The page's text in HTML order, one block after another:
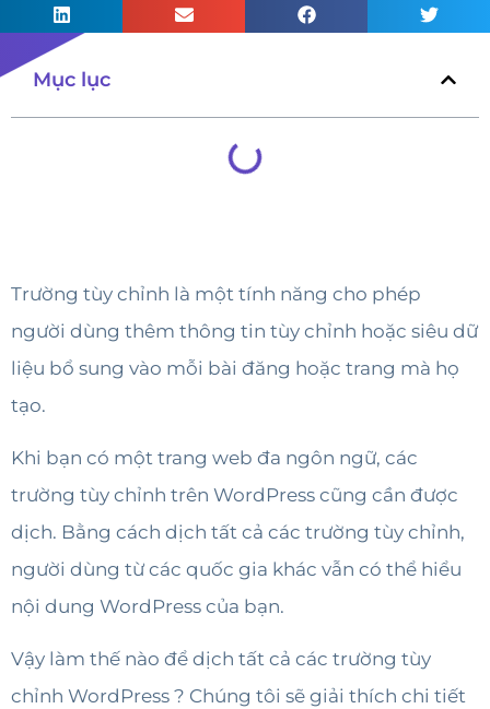
Mục lục
Trường tùy chỉnh là một tính năng cho phép
người dùng thêm thông tin tùy chỉnh hoặc siêu dữ
liệu bổ sung vào mỗi bài đăng hoặc trang mà họ
tạo.
Khi bạn có một trang web đa ngôn ngữ, các
trường tùy chỉnh trên WordPress cũng cần được
dịch. Bằng cách dịch tất cả các trường tùy chỉnh,
người dùng từ các quốc gia khác vẫn có thể hiểu
nội dung WordPress của bạn.
Vậy làm thế nào để dịch tất cả các trường tùy
chỉnh WordPress ? Chúng tôi sẽ giải thích chi tiết